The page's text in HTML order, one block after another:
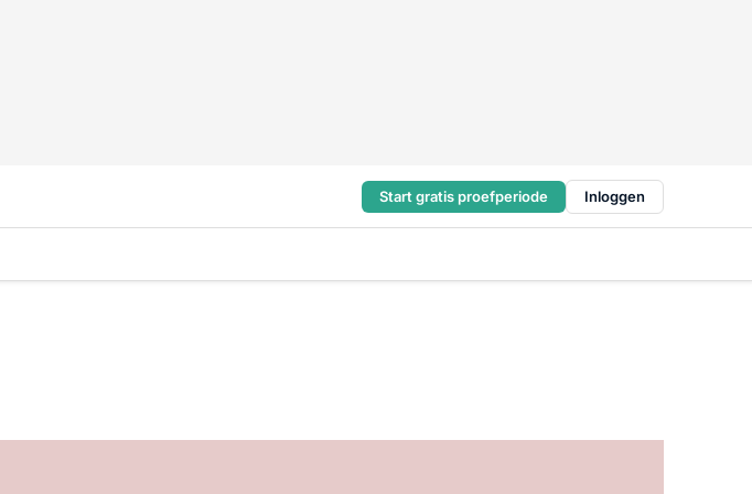
Start gratis proefperiode Inloggen